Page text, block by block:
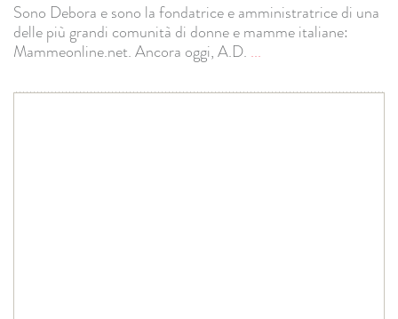
Sono Debora e sono la fondatrice e amministratrice di una
delle più grandi comunità di donne e mamme italiane:
Mammeonline.net. Ancora oggi, A.D. ...